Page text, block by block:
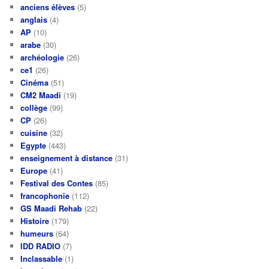
anciens élèves (5)
anglais (4)
AP (10)
arabe (30)
archéologie (26)
ce1 (26)
Cinéma (51)
CM2 Maadi (19)
collège (99)
CP (26)
cuisine (32)
Egypte (443)
enseignement à distance (31)
Europe (41)
Festival des Contes (85)
francophonie (112)
GS Maadi Rehab (22)
Histoire (179)
humeurs (64)
IDD RADIO (7)
Inclassable (1)